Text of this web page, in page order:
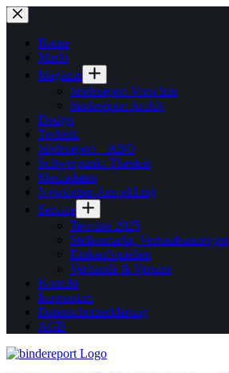
Zum
Inhalt
springenHome
Markt
Magazin
bindereport Vorschau
bindereport Archiv
Design
Technik
bindereport – ABO
Schwerpunkt-Themen
Mediadaten
Newsletter-Anmeldung
Service
Termine 2025
Stellenmarkt, Verkaufsanzeigen
Einkaufsquellen
Verbände & Vereine
Kontakt
Impressum
Datenschutzerklärung
AGB